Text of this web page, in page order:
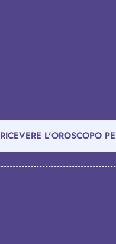
RICEVERE L'OROSCOPO